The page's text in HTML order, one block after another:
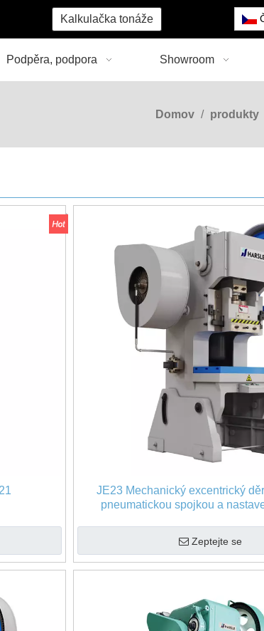
Kalkulačka tonáže
Podpěra, podpora Showroom
Domov / produkty
JE23 Mechanický excentrický
pneumatickou spojkou a
Zeptejte se